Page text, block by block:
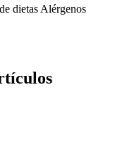
dietas Alérgenos